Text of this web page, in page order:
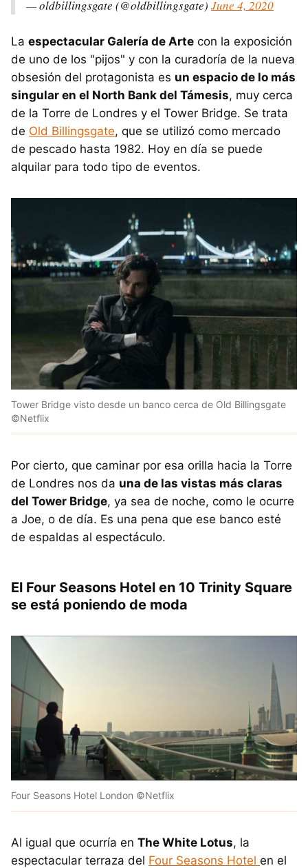
— oldbillingsgate (@oldbillingsgate) June 4, 2020
La espectacular Galería de Arte con la exposición
de uno de los "pijos" y con la curadoría de la nueva
obsesión del protagonista es un espacio de lo más
singular en el North Bank del Támesis, muy cerca
de la Torre de Londres y el Tower Bridge. Se trata
de Old Billingsgate, que se utilizó como mercado
de pescado hasta 1982. Hoy en día se puede
alquilar para todo tipo de eventos.
Tower Bridge visto desde un banco cerca de Old Billingsgate
©Netflix
Por cierto, que caminar por esa orilla hacia la Torre
de Londres nos da una de las vistas más claras
del Tower Bridge, ya sea de noche, como le ocurre
a Joe, o de día. Es una pena que ese banco esté
de espaldas al espectáculo.
El Four Seasons Hotel en 10 Trinity Square
se está poniendo de moda
Four Seasons Hotel London ©Netflix
Al igual que ocurría en The White Lotus, la
espectacular terraza del Four Seasons Hotel en el